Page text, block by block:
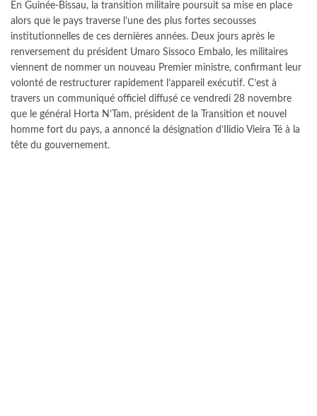
En Guinée-Bissau, la transition militaire poursuit sa mise en place
alors que le pays traverse l’une des plus fortes secousses
institutionnelles de ces dernières années. Deux jours après le
renversement du président Umaro Sissoco Embalo, les militaires
viennent de nommer un nouveau Premier ministre, confirmant leur
volonté de restructurer rapidement l’appareil exécutif. C’est à
travers un communiqué officiel diffusé ce vendredi 28 novembre
que le général Horta N’Tam, président de la Transition et nouvel
homme fort du pays, a annoncé la désignation d’Ilidio Vieira Té à la
tête du gouvernement.